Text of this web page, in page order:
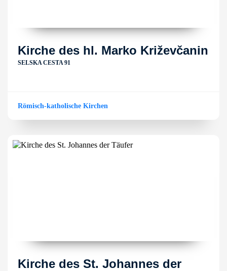
Kirche des hl. Marko Križevčanin
SELSKA CESTA 91
Römisch-katholische Kirchen
Kirche des St. Johannes der